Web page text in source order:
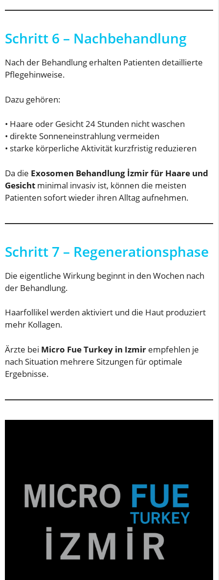
Schritt 6 – Nachbehandlung
Nach der Behandlung erhalten Patienten detaillierte
Pflegehinweise.
Dazu gehören:
• Haare oder Gesicht 24 Stunden nicht waschen
• direkte Sonneneinstrahlung vermeiden
• starke körperliche Aktivität kurzfristig reduzieren
Da die Exosomen Behandlung İzmir für Haare und
Gesicht minimal invasiv ist, können die meisten
Patienten sofort wieder ihren Alltag aufnehmen.
Schritt 7 – Regenerationsphase
Die eigentliche Wirkung beginnt in den Wochen nach
der Behandlung.
Haarfollikel werden aktiviert und die Haut produziert
mehr Kollagen.
Ärzte bei Micro Fue Turkey in Izmir empfehlen je
nach Situation mehrere Sitzungen für optimale
Ergebnisse.